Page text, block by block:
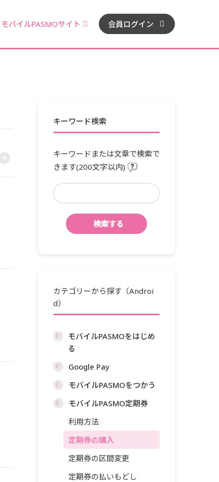
モバイルPASMOサイト 会員ログイン
キーワード検索
キーワードまたは文章で検索で
きます(200文字以内)
カテゴリーから探す（Androi
d）
モバイルPASMOをはじめ
る
Google Pay
モバイルPASMOをつかう
モバイルPASMO定期券
利用方法
定期券の購入
定期券の区間変更
定期券の払いもどし